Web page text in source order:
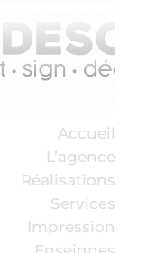
Accueil
L’agence
Réalisations
Services
Impression